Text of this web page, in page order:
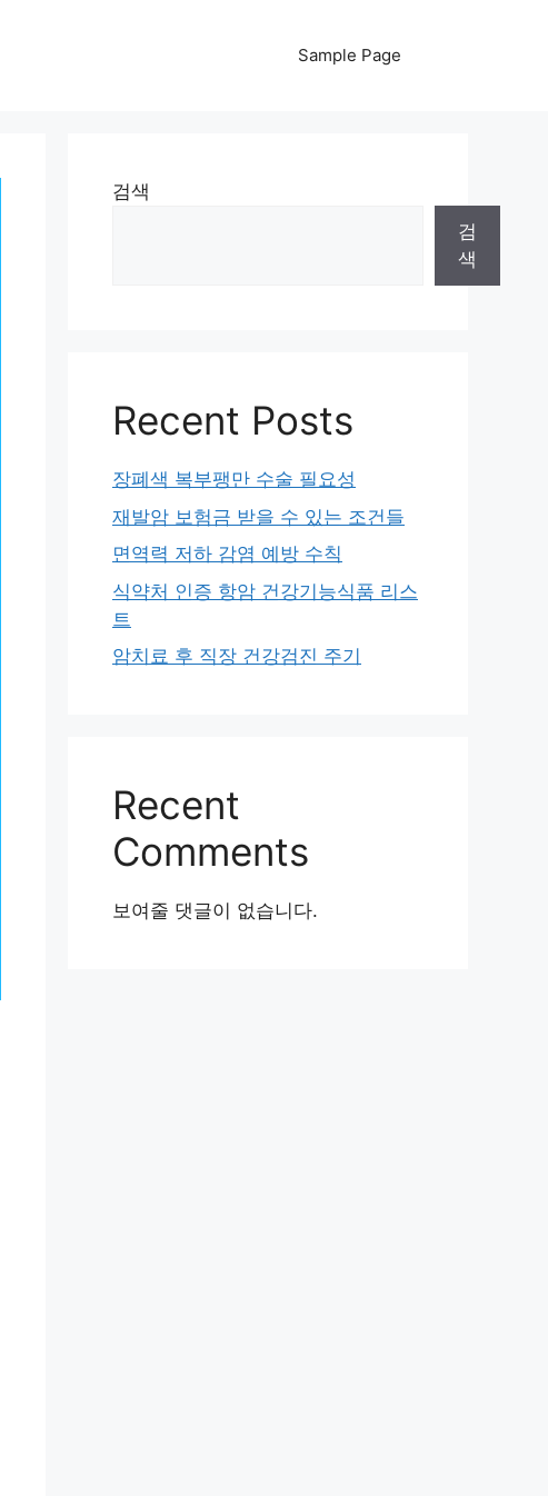
Sample Page
검색
검
색
Recent Posts
장폐색 복부팽만 수술 필요성
재발암 보험금 받을 수 있는 조건들
면역력 저하 감염 예방 수칙
식약처 인증 항암 건강기능식품 리스
트
암치료 후 직장 건강검진 주기
Recent
Comments
보여줄 댓글이 없습니다.